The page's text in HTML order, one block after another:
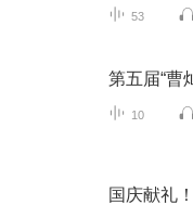
53
第五届“曹
10
国庆献礼